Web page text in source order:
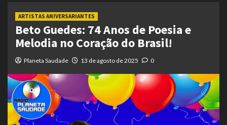
ARTISTAS ANIVERSARIANTES
Beto Guedes: 74 Anos de Poesia e
Melodia no Coração do Brasil!
Planeta Saudade 13 de agosto de 2025 0